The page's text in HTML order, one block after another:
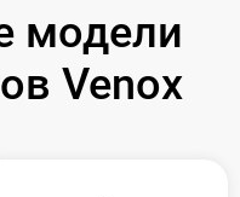
модели
Venox